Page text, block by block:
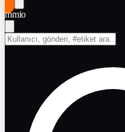
mmio